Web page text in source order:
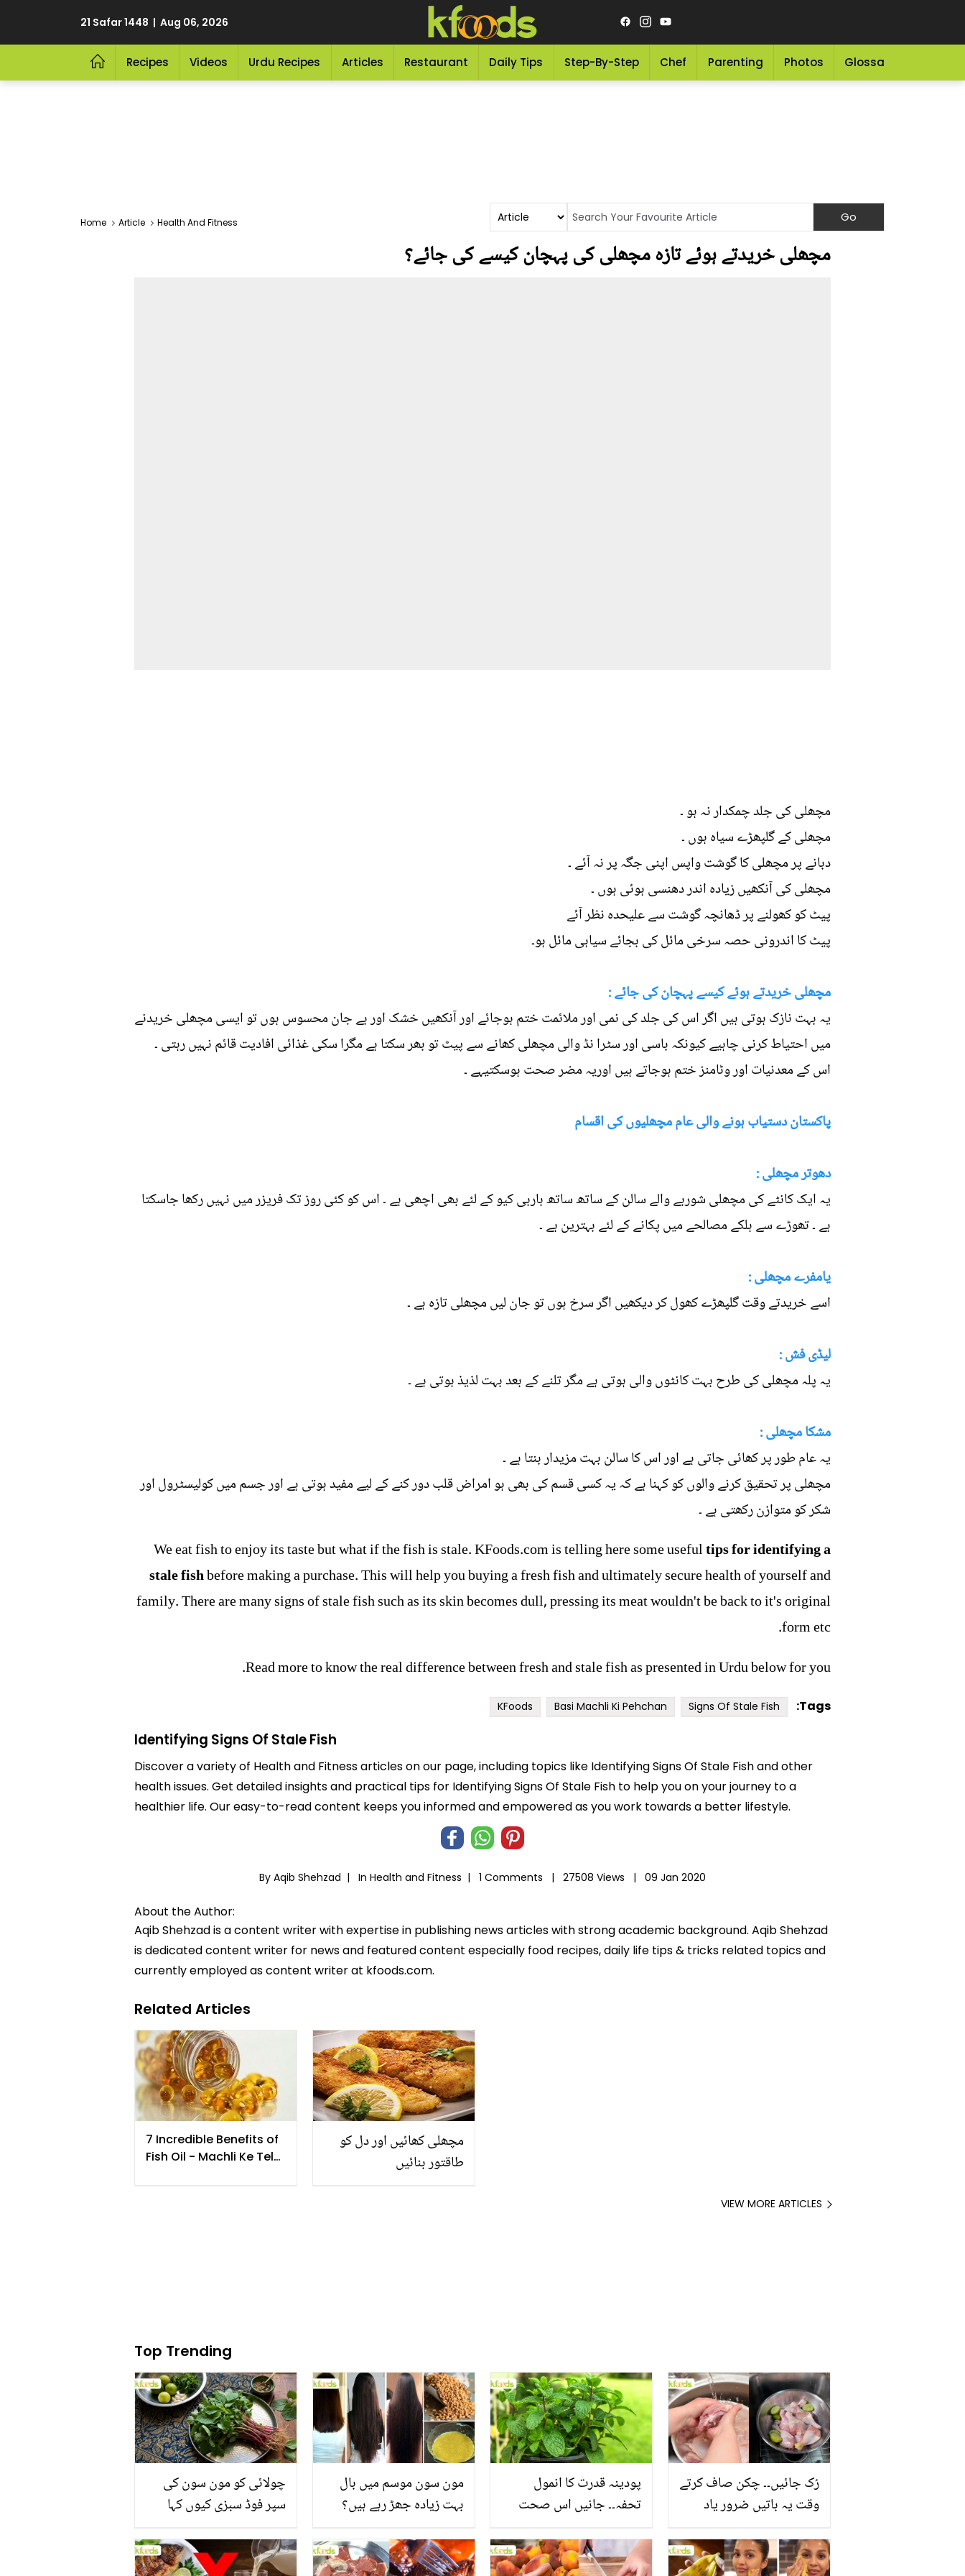
21 Safar 1448 | Aug 06, 2026
Recipes Videos Urdu Recipes Articles Restaurant Daily Tips Step-By-Step Chef Parenting Photos Glossary
Home Article Health And Fitness
مچھلی خریدتے ہوئے تازہ مچھلی کی پہچان کیسے کی جائے؟
مچھلی کی جلد چمکدار نہ ہو ۔
مچھلی کے گلپھڑے سیاہ ہوں ۔
دبانے پر مچھلی کا گوشت واپس اپنی جگہ پر نہ آئے ۔
مچھلی کی آنکھیں زیادہ اندر دھنسی ہوئی ہوں ۔
پیٹ کو کھولنے پر ڈھانچہ گوشت سے علیحدہ نظر آئے
پیٹ کا اندرونی حصہ سرخی مائل کی بجائے سیاہی مائل ہو۔
مچھلی خریدتے ہوئے کیسے پہچان کی جائے :
یہ بہت نازک ہوتی ہیں اگر اس کی جلد کی نمی اور ملائمت ختم ہوجائے اور آنکھیں خشک اور بے جان محسوس ہوں تو ایسی مچھلی خریدنے
میں احتیاط کرنی چاہیے کیونکہ باسی اور سٹرا نڈ والی مچھلی کھانے سے پیٹ تو بھر سکتا ہے مگرا سکی غذائی افادیت قائم نہیں رہتی ۔
اس کے معدنیات اور وٹامنز ختم ہوجاتے ہیں اوریہ مضر صحت ہوسکتیہے ۔
پاکستان دستیاب ہونے والی عام مچھلیوں کی اقسام
دھوتر مچھلی :
یہ ایک کانٹے کی مچھلی شوربے والے سالن کے ساتھ ساتھ باربی کیو کے لئے بھی اچھی ہے ۔ اس کو کئی روز تک فریزر میں نہیں رکھا جاسکتا
ہے ۔ تھوڑے سے ہلکے مصالحے میں پکانے کے لئے بہترین ہے ۔
یامفرے مچھلی :
اسے خریدتے وقت گلپھڑے کھول کر دیکھیں اگر سرخ ہوں تو جان لیں مچھلی تازہ ہے ۔
لیڈی فش :
یہ پلہ مچھلی کی طرح بہت کانٹوں والی ہوتی ہے مگر تلنے کے بعد بہت لذیذ ہوتی ہے ۔
مشکا مچھلی :
یہ عام طور پر کھائی جاتی ہے اور اس کا سالن بہت مزیدار بنتا ہے ۔
مچھلی پر تحقیق کرنے والوں کو کہنا ہے کہ یہ کسی قسم کی بھی ہو امراض قلب دور کنے کے لیے مفید ہوتی ہے اور جسم میں کولیسٹرول اور
شکر کو متوازن رکھتی ہے ۔
We eat fish to enjoy its taste but what if the fish is stale. KFoods.com is telling here some usefultips for identifying a
stale fishbefore making a purchase. This will help you buying a fresh fish and ultimately secure health of yourself and
family. There are many signs of stale fish such as its skin becomes dull, pressing its meat wouldn't be back to it's original
form etc.
Read more to know the real difference between fresh and stale fish as presented in Urdu below for you.
Tags:
Signs Of Stale Fish
Basi Machli Ki Pehchan
KFoods
Identifying Signs Of Stale Fish
Discover a variety of Health and Fitness articles on our page, including topics like Identifying Signs Of Stale Fish and other
health issues. Get detailed insights and practical tips for Identifying Signs Of Stale Fish to help you on your journey to a
healthier life. Our easy-to-read content keeps you informed and empowered as you work towards a better lifestyle.
By Aqib Shehzad | In Health and Fitness | 1 Comments | 27508 Views | 09 Jan 2020
About the Author:
Aqib Shehzad is a content writer with expertise in publishing news articles with strong academic background. Aqib Shehzad
is dedicated content writer for news and featured content especially food recipes, daily life tips & tricks related topics and
currently employed as content writer at kfoods.com.
Related Articles
7 Incredible Benefits of
Fish Oil - Machli Ke Tel
مچھلی کھائیں اور دل کو
طاقتور بنائیں
VIEW MORE ARTICLES
Top Trending
چولائی کو مون سون کی
سپر فوڈ سبزی کیوں کہا
منرلز اور اینٹی آکسیڈنٹس
سے بھرپور اس سبزی کے
مون سون موسم میں بال
بہت زیادہ جھڑ رہے ہیں؟
بنانے کے چند قدرتی طریقے
پودینہ قدرت کا انمول
تحفہ۔۔ جانیں اس صحت
انگیز طبی فوائد
رُک جائیں۔۔ چکن صاف کرتے
وقت یہ باتیں ضرور یاد